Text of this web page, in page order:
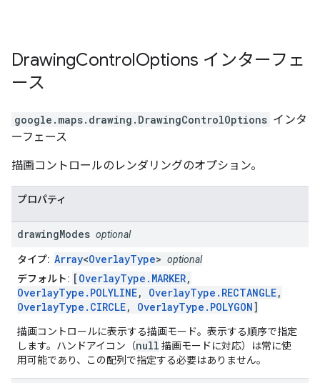
DrawingControlOptions インターフェ
ース
google.maps.drawing . DrawingControlOptions インタ
ーフェース
描画コントロールのレンダリングのオプション。
プロパティ
drawingModes optional
タイプ: Array<OverlayType> optional
デフォルト: [ OverlayType.MARKER,
OverlayType.POLYLINE, OverlayType.RECTANGLE,
OverlayType.CIRCLE, OverlayType.POLYGON]
描画コントロールに表示する描画モード。表示する順序で指定
します。ハンドアイコン（null 描画モードに対応）は常に使
用可能であり、この配列で指定する必要はありません。